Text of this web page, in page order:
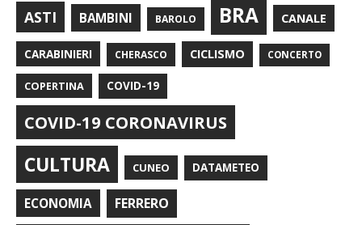
ASTI BAMBINI BAROLO BRA CANALE
CARABINIERI CHERASCO CICLISMO CONCERTO
COPERTINA COVID-19
COVID-19 CORONAVIRUS
CULTURA CUNEO DATAMETEO
ECONOMIA FERRERO